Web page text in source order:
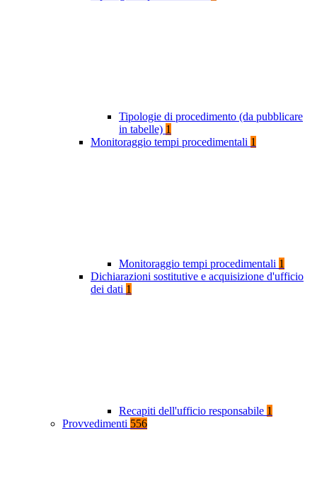
Tipologie di procedimento (da pubblicare
in tabelle) 1
Monitoraggio tempi procedimentali 1
Monitoraggio tempi procedimentali 1
Dichiarazioni sostitutive e acquisizione d'ufficio
dei dati 1
Recapiti dell'ufficio responsabile 1
Provvedimenti 556